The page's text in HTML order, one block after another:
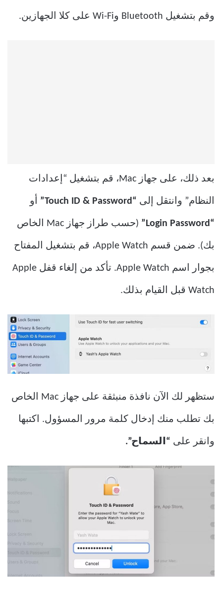
وقم بتشغيل Bluetooth وWi-Fi على كلا الجهازين.
بعد ذلك، على جهاز Mac، قم بتشغيل “إعدادات
النظام” وانتقل إلى “Touch ID & Password” أو
“Login Password” (حسب طراز جهاز Mac الخاص
بك). ضمن قسم Apple Watch، قم بتشغيل المفتاح
بجوار اسم Apple Watch. تأكد من إلغاء قفل Apple
Watch قبل القيام بذلك.
ستظهر لك الآن نافذة منبثقة على جهاز Mac الخاص
بك تطلب منك إدخال كلمة مرور المسؤول. اكتبها
وانقر على “السماح”.